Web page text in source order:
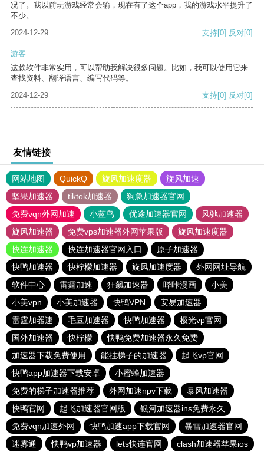
况了。我以前玩游戏经常会输，现在有了这个app，我的游戏水平提升了
不少。
2024-12-29
支持[0] 反对[0]
游客
这款软件非常实用，可以帮助我解决很多问题。比如，我可以使用它来
查找资料、翻译语言、编写代码等。
2024-12-29
支持[0] 反对[0]
友情链接
网站地图 QuickQ 旋风加速度器
旋风加速
坚果加速器
tiktok加速器
狗急加速器官网
免费vqn外网加速
小蓝鸟 优途加速器官网
风驰加速器
旋风加速器
免费vps加速器外网苹果版
旋风加速度器
快连加速器
快连加速器官网入口
原子加速器
快鸭加速器
快柠檬加速器 旋风加速度器
外网网址导航
软件中心
雷霆加速 狂飙加速器 哔咔漫画
小美
小美vpn
小美加速器 快鸭VPN
安易加速器
雷霆加器速
毛豆加速器 快鸭加速器
极光vp官网
国外加速器
快柠檬
快鸭免费加速器永久免费
加速器下载免费使用
能挂梯子的加速器
起飞vp官网
快鸭app加速器下载安卓
小蜜蜂加速器
免费的梯子加速器推荐
外网加速npv下载
暴风加速器
快鸭官网
起飞加速器官网版
银河加速器ins免费永久
免费vqn加速外网
快鸭加速app下载官网
暴雪加速器官网
迷雾通
快鸭vp加速器 lets快连官网 clash加速器苹果ios